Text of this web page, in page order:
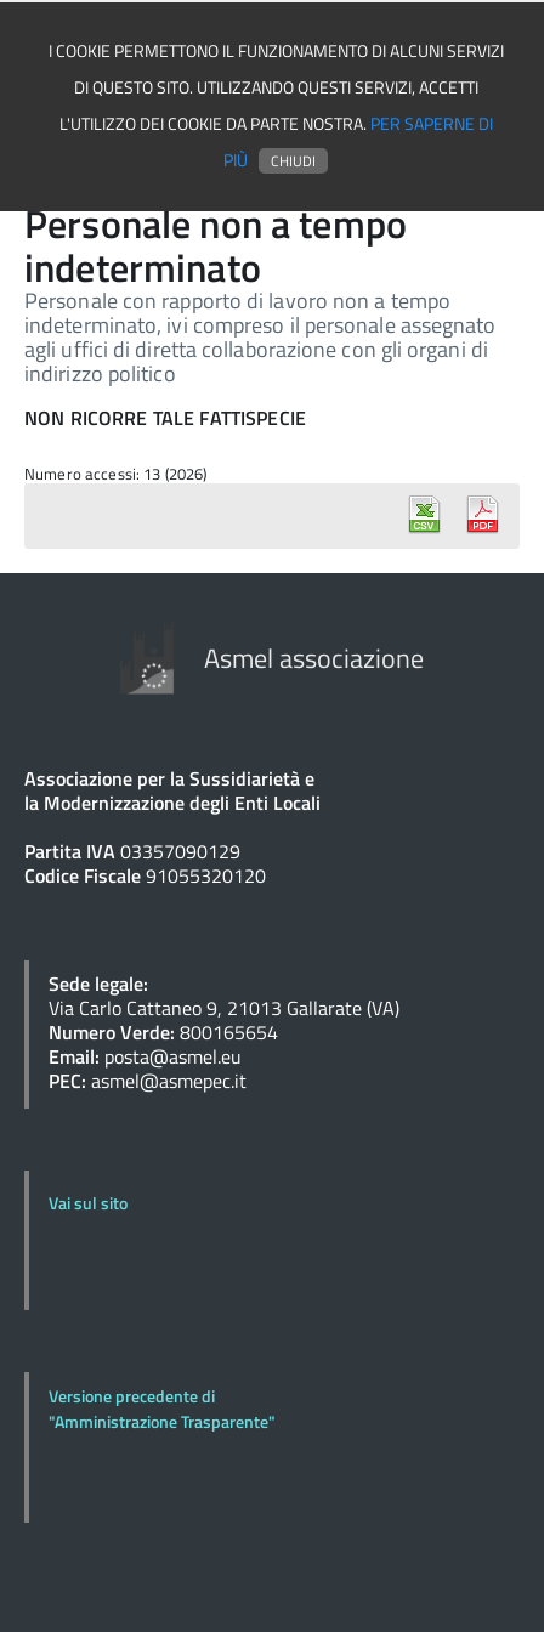
Asmel associazione
Personale non a tempo
indeterminato
Personale con rapporto di lavoro non a tempo
indeterminato, ivi compreso il personale assegnato
agli uffici di diretta collaborazione con gli organi di
indirizzo politico
NON RICORRE TALE FATTISPECIE
Numero accessi: 13 (2026)
Asmel associazione
Associazione per la Sussidiarietà e
la Modernizzazione degli Enti Locali
Partita IVA03357090129
Codice Fiscale91055320120
Sede legale:
Via Carlo Cattaneo 9, 21013 Gallarate (VA)
Numero Verde: 800165654
Email: posta@asmel.eu
PEC: asmel@asmepec.it
Vai sul sito
Versione precedente di
"Amministrazione Trasparente"
I COOKIE PERMETTONO IL FUNZIONAMENTO DI ALCUNI SERVIZI
DI QUESTO SITO. UTILIZZANDO QUESTI SERVIZI, ACCETTI
L'UTILIZZO DEI COOKIE DA PARTE NOSTRA. PER SAPERNE DI
PIÙ
CHIUDI